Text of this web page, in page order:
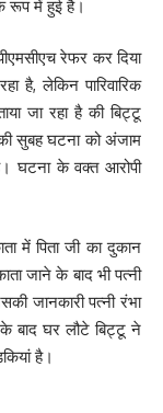
रूप में हुई है।
रेफर कर दिया
है, लेकिन पारिवारिक
जा रहा है की बिट्टू
सुबह घटना को अंजाम
घटना के वक्त आरोपी
में पिता जी का दुकान
जाने के बाद भी पत्नी
जानकारी पत्नी रंभा
बाद घर लौटे बिट्टू ने
है।